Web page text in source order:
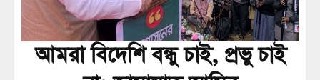
আমরা বিদেশি বন্ধু চাই, প্রভু চাই